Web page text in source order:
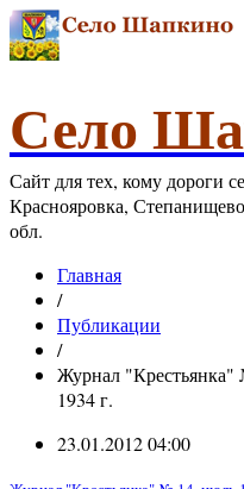
Село
Сайт для тех, кому дороги
Краснояровка,
обл.
Главная
/
Публикации
/
Журнал
1934 г.
23.01.2012 04:00